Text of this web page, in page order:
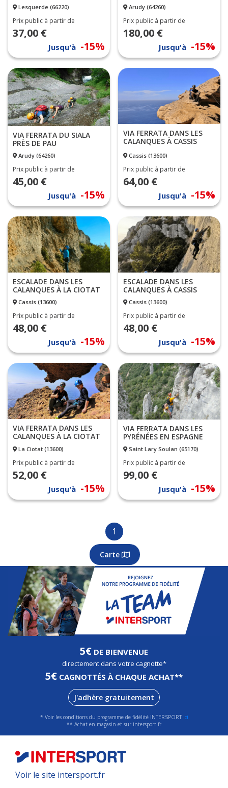
Carte
Lesquerde (66220)
Prix public à partir de
37,00 €
Jusqu'à -15%
Arudy (64260)
Prix public à partir de
180,00 €
Jusqu'à -15%
VIA FERRATA DU SIALA
PRÈS DE PAU
Arudy (64260)
Prix public à partir de
45,00 €
Jusqu'à -15%
VIA FERRATA DANS LES
CALANQUES À CASSIS
Cassis (13600)
Prix public à partir de
64,00 €
Jusqu'à -15%
ESCALADE DANS LES
CALANQUES À LA CIOTAT
Cassis (13600)
Prix public à partir de
48,00 €
Jusqu'à -15%
ESCALADE DANS LES
CALANQUES À CASSIS
Cassis (13600)
Prix public à partir de
48,00 €
Jusqu'à -15%
VIA FERRATA DANS LES
CALANQUES À LA CIOTAT
La Ciotat (13600)
Prix public à partir de
52,00 €
Jusqu'à -15%
VIA FERRATA DANS LES
PYRÉNÉES EN ESPAGNE
Saint Lary Soulan (65170)
Prix public à partir de
99,00 €
Jusqu'à -15%
1
5€ DE BIENVENUE
directement dans votre cagnotte*
5€ CAGNOTTÉS À CHAQUE ACHAT**
J'adhère gratuitement
* Voir les conditions du programme de fidélité INTERSPORT ici
** Achat en magasin et sur intersport.fr
Voir le site intersport.fr